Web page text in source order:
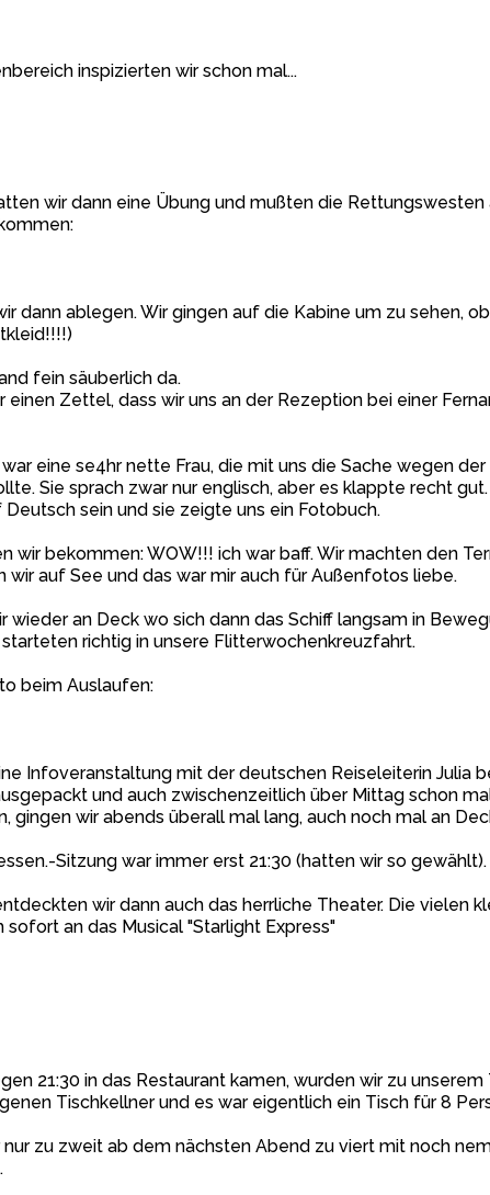
inspizierten wir schon mal...
wir dann eine Übung und mußten die
dann ablegen. Wir gingen auf die Kabine um zu sehen,
fein säuberlich da.
einen Zettel, dass wir uns an der Rezeption bei einer
war eine se4hr nette Frau, die mit uns die Sache wegen
Sie sprach zwar nur englisch, aber es klappte recht
sein und sie zeigte uns ein Fotobuch.
wir bekommen: WOW!!! ich war baff. Wir machten den
wir auf See und das war mir auch für Außenfotos liebe.
wieder an Deck wo sich dann das Schiff langsam in
starteten richtig in unsere Flitterwochenkreuzfahrt.
beim Auslaufen:
Infoveranstaltung mit der deutschen Reiseleiterin Julia
und auch zwischenzeitlich über Mittag schon
gingen wir abends überall mal lang, auch noch mal an
Sitzung war immer erst 21:30 (hatten wir so gewählt).
wir dann auch das herrliche Theater. Die vielen
sofort an das Musical "Starlight Express"
21:30 in das Restaurant kamen, wurden wir zu
Tischkellner und es war eigentlich ein Tisch für 8
nur zu zweit ab dem nächsten Abend zu viert mit noch